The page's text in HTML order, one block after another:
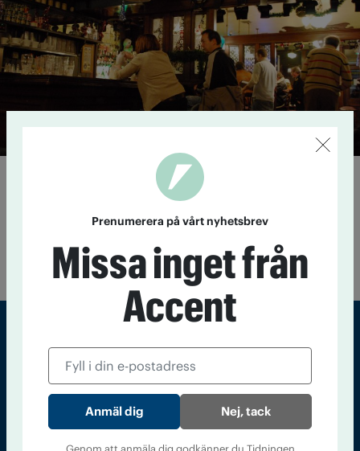
Färre våldsbrott med aktiv
lokal serveringspolitik
21 augusti 2017Färre våldsbrott och sjukhusinläggningar. Det
är resultatet av en mer aktiv serveringspolitik. Det visar en
engelsk studie.
Sveriges största tidning om droger och nykterhet
Tidningen Accent, A4, Bondegatan 21, 116 33 Stockholm
accent@iogt.se
Prenumerera på vårt nyhetsbrev
Missa inget från
Accent
Nej, tack